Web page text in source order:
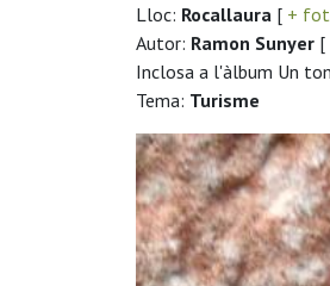
Lloc: Rocallaura [ +
Autor: Ramon Sunyer [
Inclosa a l'àlbum Un
Tema: Turisme